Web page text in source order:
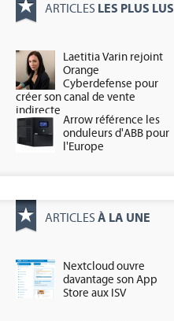
ARTICLES LES PLUS LUS
Laetitia Varin rejoint
Orange
Cyberdefense pour
créer son canal de vente
indirecte
Arrow référence les
onduleurs d'ABB pour
l'Europe
ARTICLES À LA UNE
Nextcloud ouvre
davantage son App
Store aux ISV